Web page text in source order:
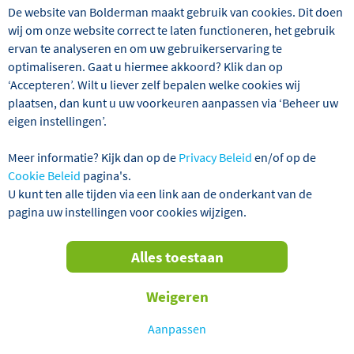
voor financiële administratie en control functie.
Je houdt je bezig met het uitvoeren en het verder
professionaliseren van de financiële functie binnen de
organisatie, met een focus richting financial control maar
ook in business control.
Daarnaast zorg je voor een verdere optimalisering van de
gekwalificeerde financiële opleiding met bewezen
meerjarige ervaring. Ervaring met forecasting,
budgettering, planning, financial- en business control is
een vereiste.
Naast de werkzaamheden voor Bolderman Excursiereizen
zal je ook werkzaamheden verrichten voor andere
entiteiten binnen ons groep.
Voor deze vacature van Financial Controller ben je in
De website van Bolderman maakt gebruik van cookies. Dit doen
wij om onze website correct te laten functioneren, het gebruik
ervan te analyseren en om uw gebruikerservaring te
optimaliseren. Gaat u hiermee akkoord? Klik dan op
‘Accepteren’. Wilt u liever zelf bepalen welke cookies wij
plaatsen, dan kunt u uw voorkeuren aanpassen via ‘Beheer uw
eigen instellingen’.
Meer informatie? Kijk dan op de Privacy Beleid en/of op de
Cookie Beleid pagina's.
U kunt ten alle tijden via een link aan de onderkant van de
pagina uw instellingen voor cookies wijzigen.
Aanpassen
Weigeren
Alles toestaan